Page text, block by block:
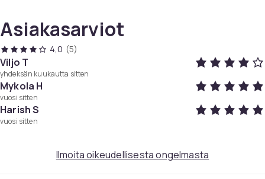
Tuki ISO7816-luokkien A, B ja C korteille
SIM-korttituki
Sertifikaatit: ISO-7816 & EMV2 2000 Level 1, CE, FCC,
VCCI, CCID, Microsoft WHQL
Yhteensopiva seuraavien kanssa: Windows, MacOS,
Linux, ChromeOS
Paino, gramma
Asiakasarviot
4,0 (5)
Viljo T
yhdeksän kuukautta sitten
Mykola H
vuosi sitten
Harish S
vuosi sitten
Ilmoita oikeudellisesta ongelmasta